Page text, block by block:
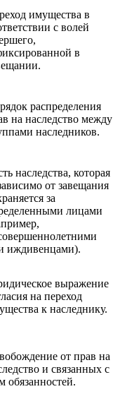
имущества в
с волей
в
распределения
на наследство между
наследников.
наследства, которая
от завещания
за
лицами
иждивенцами).
выражение
на переход
к наследнику.
от прав на
и связанных с
обязанностей.